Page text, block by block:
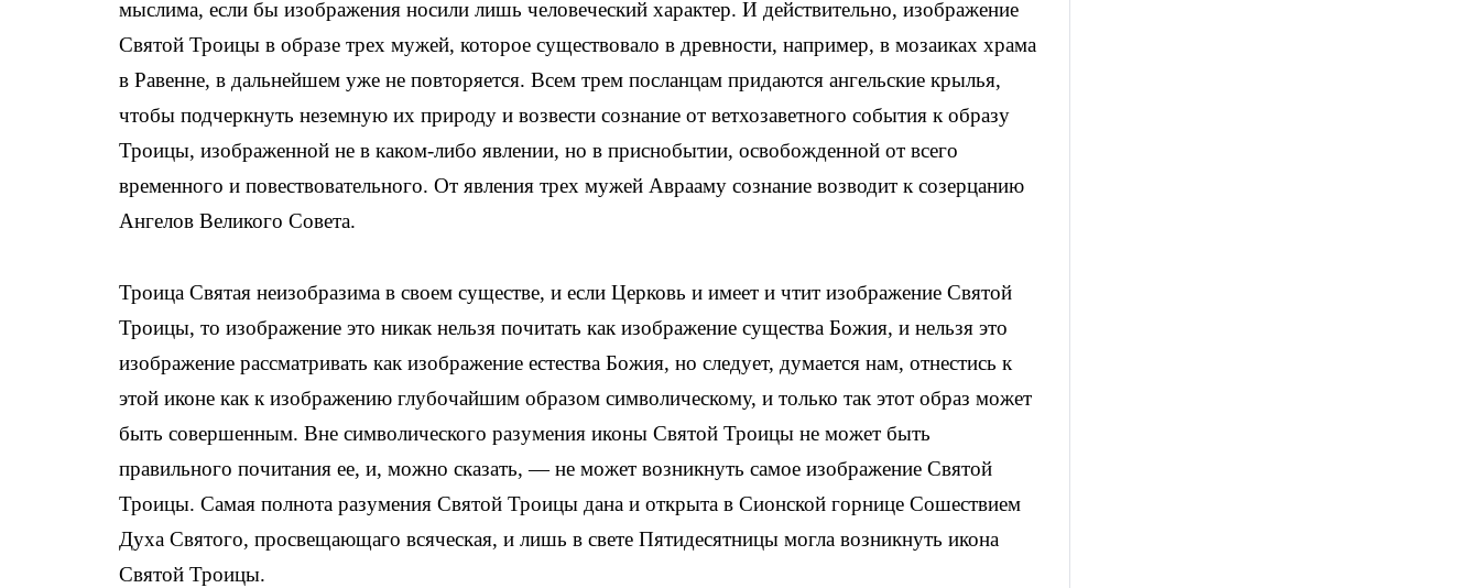
мыслима, если бы изображения носили лишь человеческий характер. И действительно, изображение
Святой Троицы в образе трех мужей, которое существовало в древности, например, в мозаиках храма
в Равенне, в дальнейшем уже не повторяется. Всем трем посланцам придаются ангельские крылья,
чтобы подчеркнуть неземную их природу и возвести сознание от ветхозаветного события к образу
Троицы, изображенной не в каком-либо явлении, но в приснобытии, освобожденной от всего
временного и повествовательного. От явления трех мужей Аврааму сознание возводит к созерцанию
Ангелов Великого Совета.
Троица Святая неизобразима в своем существе, и если Церковь и имеет и чтит изображение Святой
Троицы, то изображение это никак нельзя почитать как изображение существа Божия, и нельзя это
изображение рассматривать как изображение естества Божия, но следует, думается нам, отнестись к
этой иконе как к изображению глубочайшим образом символическому, и только так этот образ может
быть совершенным. Вне символического разумения иконы Святой Троицы не может быть
правильного почитания ее, и, можно сказать, — не может возникнуть самое изображение Святой
Троицы. Самая полнота разумения Святой Троицы дана и открыта в Сионской горнице Сошествием
Духа Святого, просвещающаго всяческая, и лишь в свете Пятидесятницы могла возникнуть икона
Святой Троицы.